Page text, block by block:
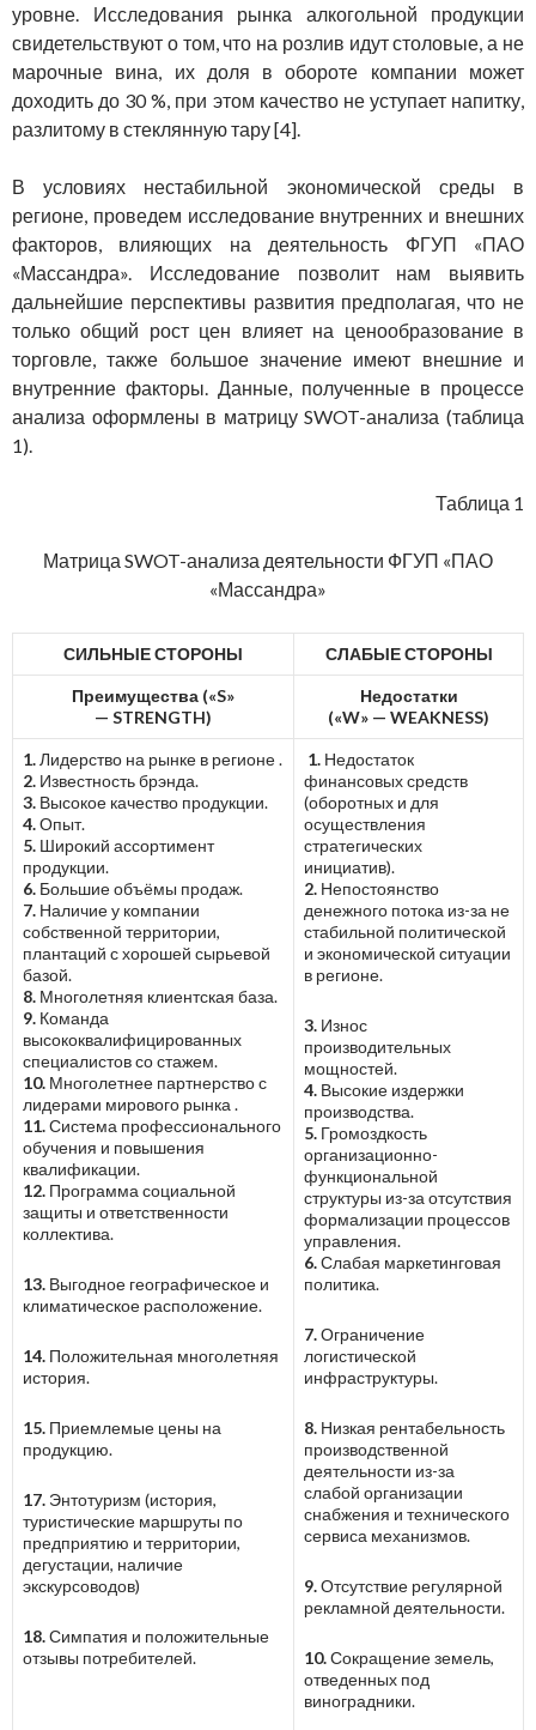
уровне. Исследования рынка алкогольной продукции
свидетельствуют о том, что на розлив идут столовые, а не
марочные вина, их доля в обороте компании может
доходить до 30 %, при этом качество не уступает напитку,
разлитому в стеклянную тару [4].
В условиях нестабильной экономической среды в
регионе, проведем исследование внутренних и внешних
факторов, влияющих на деятельность ФГУП «ПАО
«Массандра». Исследование позволит нам выявить
дальнейшие перспективы развития предполагая, что не
только общий рост цен влияет на ценообразование в
торговле, также большое значение имеют внешние и
внутренние факторы. Данные, полученные в процессе
анализа оформлены в матрицу SWOT-анализа (таблица
1).
Таблица 1
Матрица SWOT-анализа деятельности ФГУП «ПАО
«Массандра»
СИЛЬНЫЕ СТОРОНЫ СЛАБЫЕ СТОРОНЫ
Преимущества («S»
— STRENGTH)
Недостатки
(«W» — WEAKNESS)
1.Лидерство на рынке в регионе .
2. Известность брэнда.
3. Высокое качество продукции.
4.Опыт.
5. Широкий ассортимент
продукции.
6. Большие объёмы продаж.
7. Наличие у компании
собственной территории,
плантаций с хорошей сырьевой
базой.
8. Многолетняя клиентская база.
9. Команда
высококвалифицированных
специалистов со стажем.
10. Многолетнее партнерство с
лидерами мирового рынка .
11.Система профессионального
обучения и повышения
квалификации.
12. Программа социальной
защиты и ответственности
коллектива.
13. Выгодное географическое и
климатическое расположение.
14. Положительная многолетняя
история.
15. Приемлемые цены на
продукцию.
17. Энтотуризм (история,
туристические маршруты по
предприятию и территории,
дегустации, наличие
экскурсоводов)
18.Симпатия и положительные
отзывы потребителей.
1. Недостаток
финансовых средств
(оборотных и для
осуществления
стратегических
инициатив).
2. Непостоянство
денежного потока из-за не
стабильной политической
и экономической ситуации
в регионе.
3. Износ
производительных
мощностей.
4. Высокие издержки
производства.
5. Громоздкость
организационно-
функциональной
структуры из-за отсутствия
формализации процессов
управления.
6.Слабая маркетинговая
политика.
7.Ограничение
логистической
инфраструктуры.
8. Низкая рентабельность
производственной
деятельности из-за
слабой организации
снабжения и технического
сервиса механизмов.
9.Отсутствие регулярной
рекламной деятельности.
10.Сокращение земель,
отведенных под
виноградники.